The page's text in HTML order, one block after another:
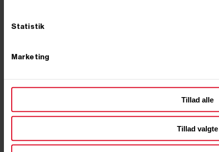
Statistik
Marketing
Tillad alle
Tillad valgte
Motoriserede pælebor er det perfekte valg til store
effektiv og pålidelig løsning til dit store projekt.
Borekapacitet og bortype Når du skal vælge borets
fra 50 mm til 300 mm i diameter, afhængigt af
projektet. Til mindre stolper eller hegnspæle kan du
større huller kræver bor på 200 mm eller mere. Husk,
at til store bor, som f.eks. 250 mm og 300 mm,
anbefaler vi en 2-mandsbetjent model. Fordele ved at
bruge et pælebor Der er mange fordele ved at investere